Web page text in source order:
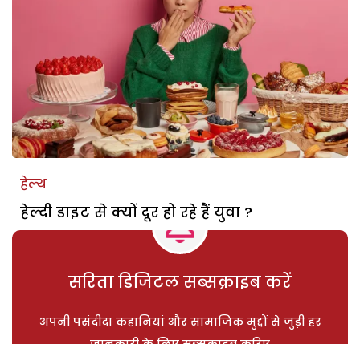
हेल्थ
हेल्दी डाइट से क्यों दूर हो रहे हैं युवा ?
सरिता डिजिटल सब्सक्राइब करें
अपनी पसंदीदा कहानियां और सामाजिक मुद्दों से जुड़ी हर